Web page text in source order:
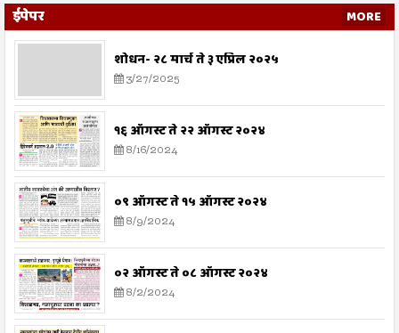
ईपेपर MORE
शोधन- २८ मार्च ते ३ एप्रिल २०२५
3/27/2025
१६ ऑगस्ट ते २२ ऑगस्ट २०२४
8/16/2024
०९ ऑगस्ट ते १५ ऑगस्ट २०२४
8/9/2024
०२ ऑगस्ट ते ०८ ऑगस्ट २०२४
8/2/2024